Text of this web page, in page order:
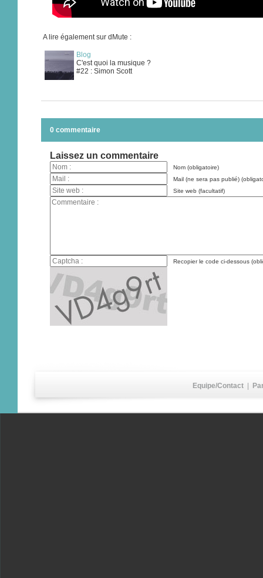
A lire également sur dMute :
Blog
C'est quoi la musique ?
#22 : Simon Scott
0 commentaire
Laissez un commentaire
Nom (obligatoire)
Mail (ne sera pas publié)
Site web (facultatif)
Recopier le code ci-dessous
Equipe/Contact